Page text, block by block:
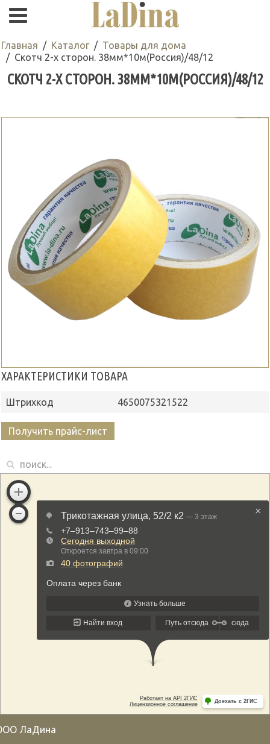
Главная Каталог
Товары для дома
Скотч 2-х сторон. 38мм*10м(Россия)/48/12
СКОТЧ 2-Х СТОРОН. 38ММ*10М(РОССИЯ)/48/12
ХАРАКТЕРИСТИКИ ТОВАРА
Штрихкод 4650075321522
Получить прайс-лист
ЛаДина